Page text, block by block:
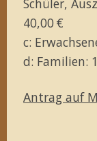
40,00 €
c:
d: Familien:
Antrag auf